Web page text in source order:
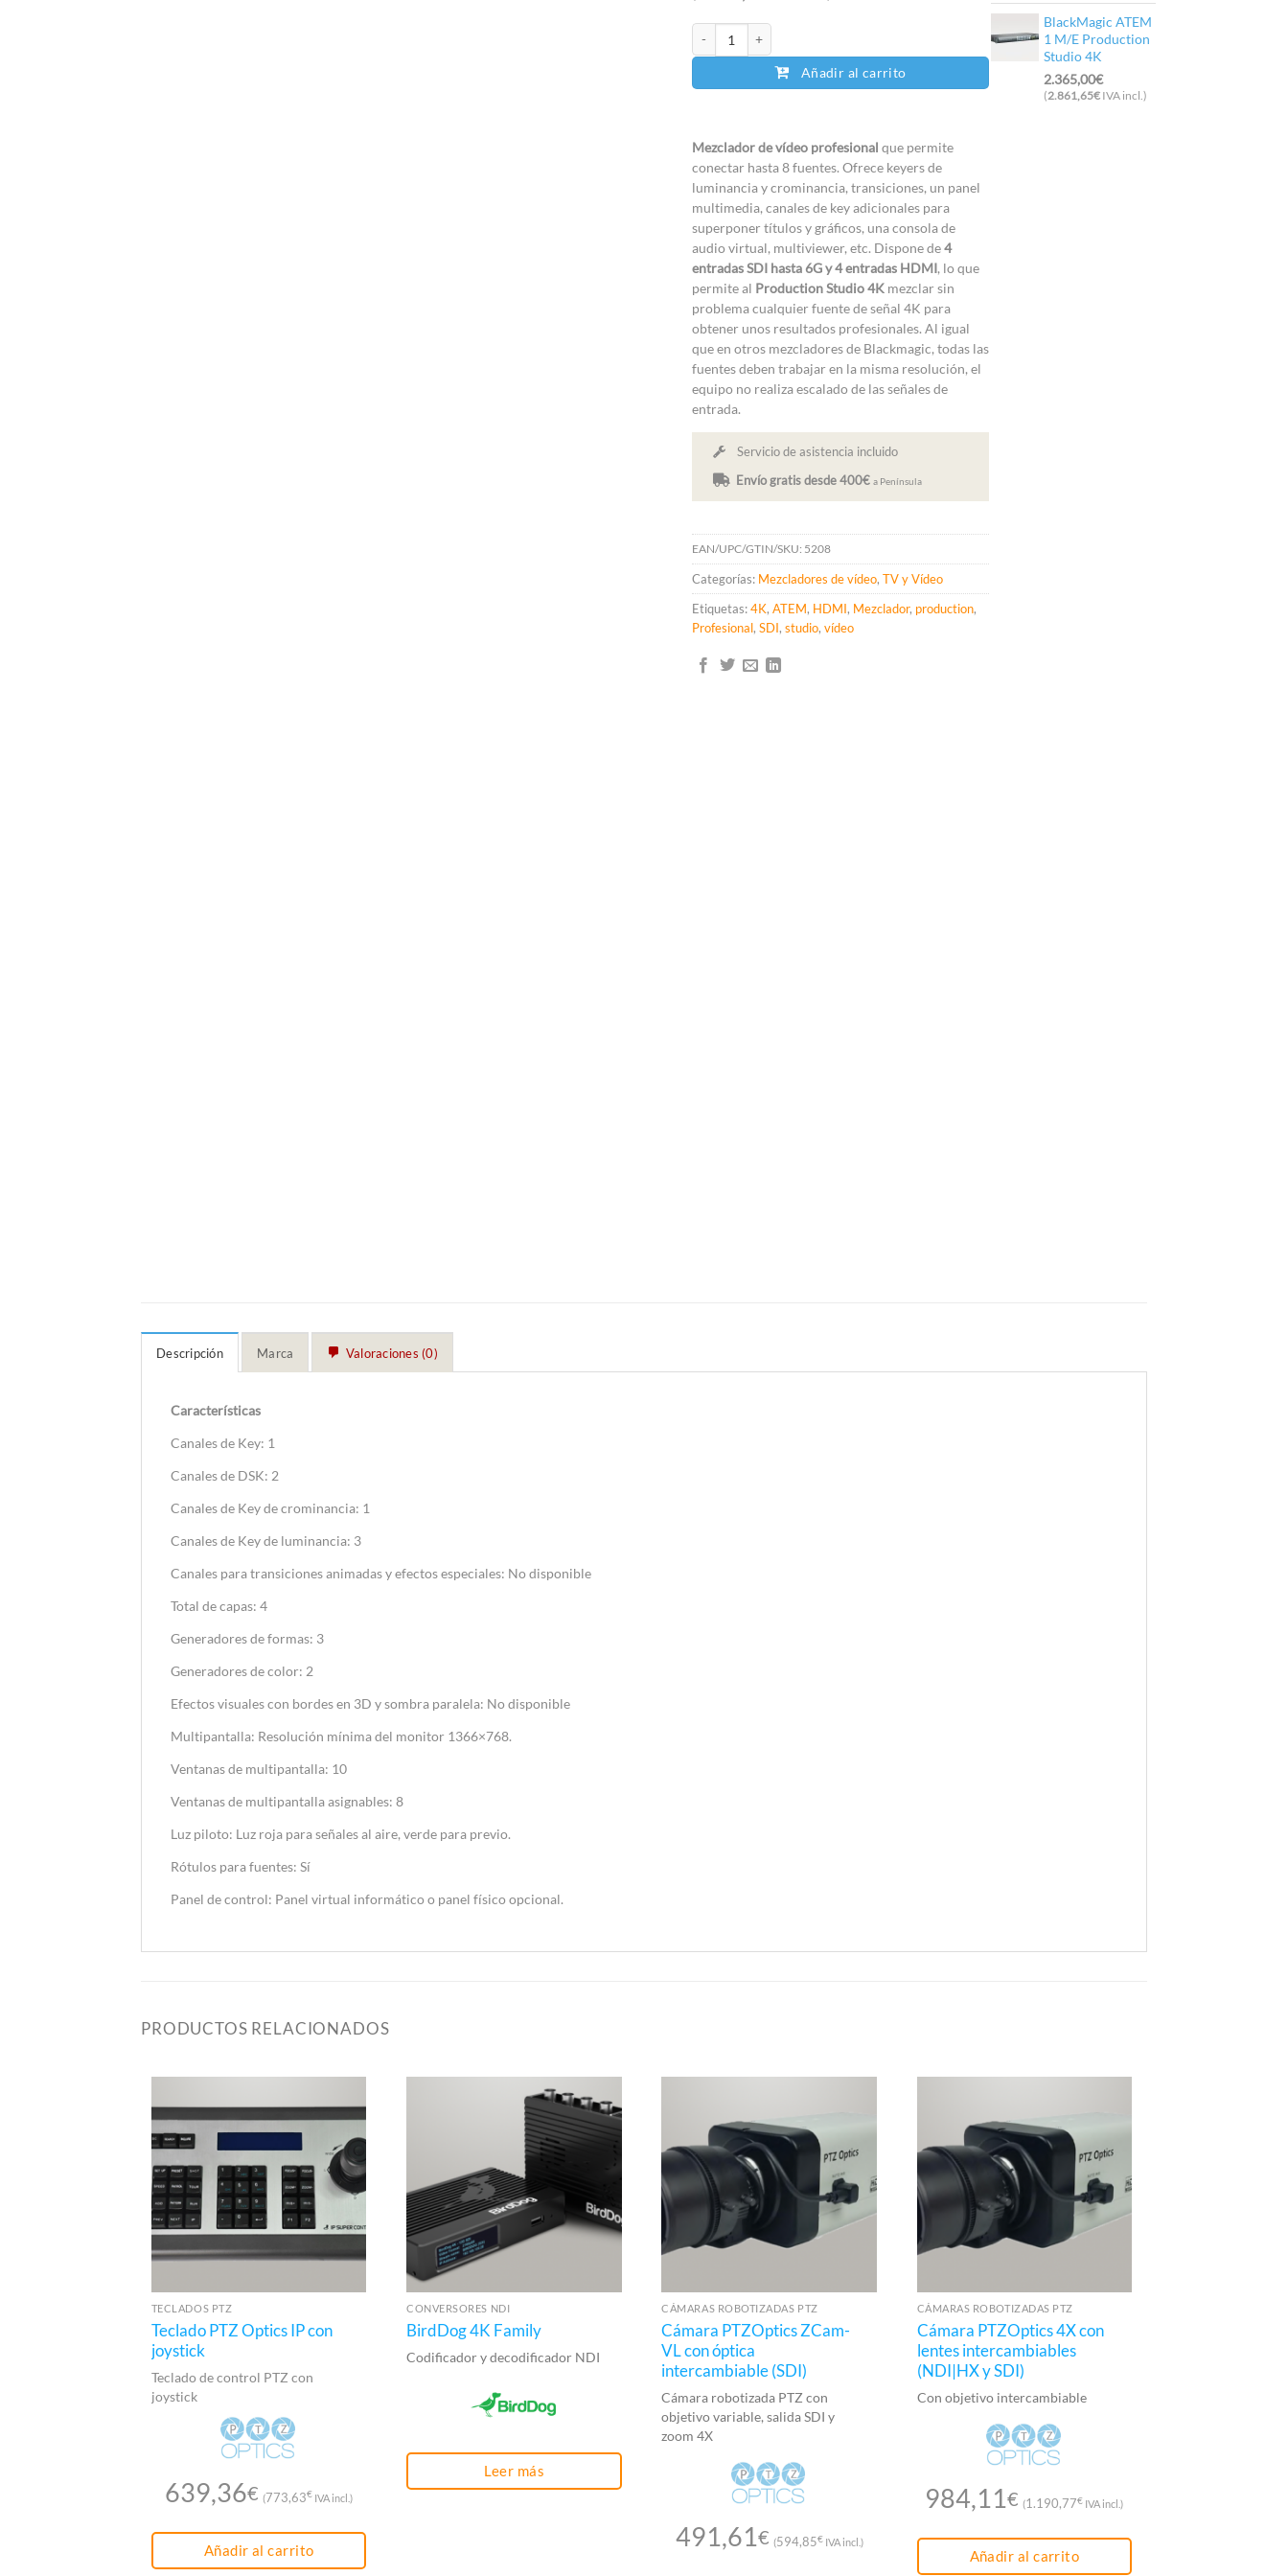
Añadir al carrito
Mezclador de vídeo profesional que permite
conectar hasta 8 fuentes. Ofrece keyers de
luminancia y crominancia, transiciones, un panel
multimedia, canales de key adicionales para
superponer títulos y gráficos, una consola de
audio virtual, multiviewer, etc. Dispone de4
entradas SDI hasta 6G y 4 entradas HDMI, lo que
permite al Production Studio 4K mezclar sin
problema cualquier fuente de señal 4K para
obtener unos resultados profesionales. Al igual
que en otros mezcladores de Blackmagic, todas las
fuentes deben trabajar en la misma resolución, el
equipo no realiza escalado de las señales de
entrada.
Servicio de asistencia incluido
Envío gratis desde 400€ a Península
EAN/UPC/GTIN/SKU: 5208
Categorías: Mezcladores de vídeo, TV y Vídeo
Etiquetas:4K, ATEM, HDMI, Mezclador, production,
Profesional, SDI, studio, vídeo
BlackMagic ATEM
1 M/E Production
Studio 4K
2.365,00€
(2.861,65€ IVA incl.)
Descripción Marca Valoraciones (0)
Características
Canales de Key: 1
Canales de DSK: 2
Canales de Key de crominancia: 1
Canales de Key de luminancia: 3
Canales para transiciones animadas y efectos especiales: No disponible
Total de capas: 4
Generadores de formas: 3
Generadores de color: 2
Efectos visuales con bordes en 3D y sombra paralela: No disponible
Multipantalla: Resolución mínima del monitor 1366×768.
Ventanas de multipantalla: 10
Ventanas de multipantalla asignables: 8
Luz piloto: Luz roja para señales al aire, verde para previo.
Rótulos para fuentes: Sí
Panel de control: Panel virtual informático o panel físico opcional.
PRODUCTOS RELACIONADOS
TECLADOS PTZ
Teclado PTZ Optics IP con
joystick
Teclado de control PTZ con
joystick
639,36€ (773,63€ IVA incl.)
Añadir al carrito
CONVERSORES NDI
BirdDog 4K Family
Codificador y decodificador NDI
Leer más
CÁMARAS ROBOTIZADAS PTZ
Cámara PTZOptics ZCam-
VL con óptica
intercambiable (SDI)
Cámara robotizada PTZ con
objetivo variable, salida SDI y
zoom 4X
491,61€ (594,85€IVA incl.)
CÁMARAS ROBOTIZADAS PTZ
Cámara PTZOptics 4X con
lentes intercambiables
(NDI|HX y SDI)
Con objetivo intercambiable
984,11€ (1.190,77€ IVA incl.)
Añadir al carrito